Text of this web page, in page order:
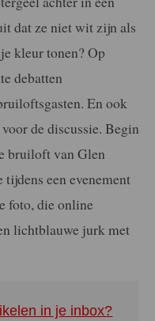
dat ze niet wit zijn als
kleur tonen? Op
debatten
En ook
de discussie. Begin
bruiloft van Glen
tijdens een evenement
foto, die online
lichtblauwe jurk met
in je inbox?